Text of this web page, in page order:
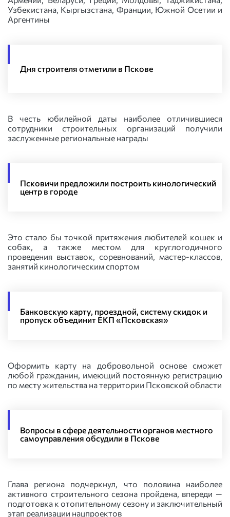
Узбекистана, Кыргызстана, Франции, Южной Осетии и
Аргентины
Дня строителя отметили в Пскове
В честь юбилейной даты наиболее отличившиеся
сотрудники строительных организаций получили
заслуженные региональные награды
Псковичи предложили построить кинологический
центр в городе
Это стало бы точкой притяжения любителей кошек и
собак, а также местом для круглогодичного
проведения выставок, соревнований, мастер-классов,
занятий кинологическим спортом
Банковскую карту, проездной, систему скидок и
пропуск объединит ЕКП «Псковская»
Оформить карту на добровольной основе сможет
любой гражданин, имеющий постоянную регистрацию
по месту жительства на территории Псковской области
Вопросы в сфере деятельности органов местного
самоуправления обсудили в Пскове
Глава региона подчеркнул, что половина наиболее
активного строительного сезона пройдена, впереди —
подготовка к отопительному сезону и заключительный
этап реализации нацпроектов